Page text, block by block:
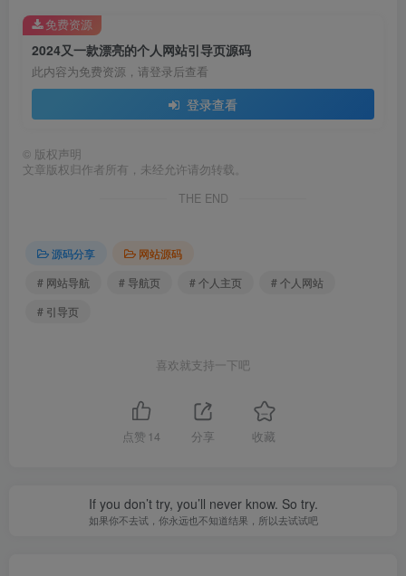
2024又一款漂亮的个人网站引导页源码
此内容为免费资源，请登录后查看
登录查看
免费资源
© 版权声明
文章版权归作者所有，未经允许请勿转载。
THE END
源码分享
网站源码
# 网站导航
# 导航页 # 个人主页
# 个人网站
# 引导页
喜欢就支持一下吧
点赞 14 分享 收藏
If you don’t try, you’ll never know. So try.
如果你不去试，你永远也不知道结果，所以去试试吧